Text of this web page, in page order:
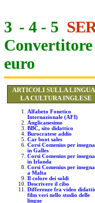
3 - 4 - 5
euro
ARTICOLI SULLA LINGUA
LA CULTURA INGLESE
Alfabeto Fonetico
Internazionale (AFI)
Anglicanesimo
BBC, sito didattico
Burocratese addio
Car boot sales
Corsi Comenius per
in Galles
Corsi Comenius per
in Irlanda
Corsi Comenius per
a Malta
Il colore dei soldi
Descrivere il cibo
Differenze fra video
film veri nello studio delle
lingue